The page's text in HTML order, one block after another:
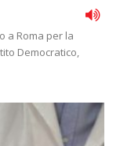
a Roma per la
Democratico,